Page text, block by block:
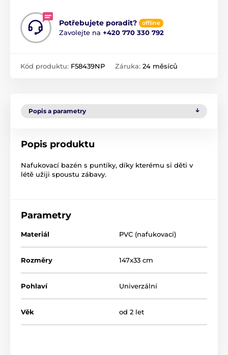
Potřebujete poradit? offline
Zavolejte na +420 770 330 792
Kód produktu: F58439NP Záruka: 24 měsíců
Popis a parametry
Popis produktu
Nafukovací bazén s puntíky, díky kterému si děti v
létě užiji spoustu zábavy.
Parametry
Materiál PVC (nafukovací)
Rozměry 147x33 cm
Pohlaví Univerzální
Věk od 2 let